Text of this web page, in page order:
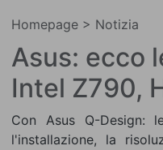
Homepage > Notizia
Asus: ecco
Intel Z790,
Con Asus Q-Design:
l'installazione, la